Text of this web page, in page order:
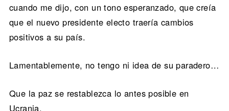
cuando me dijo, con un tono esperanzado, que creía
que el nuevo presidente electo traería cambios
positivos a su país.
Lamentablemente, no tengo ni idea de su paradero…
Que la paz se restablezca lo antes posible en
Ucrania.